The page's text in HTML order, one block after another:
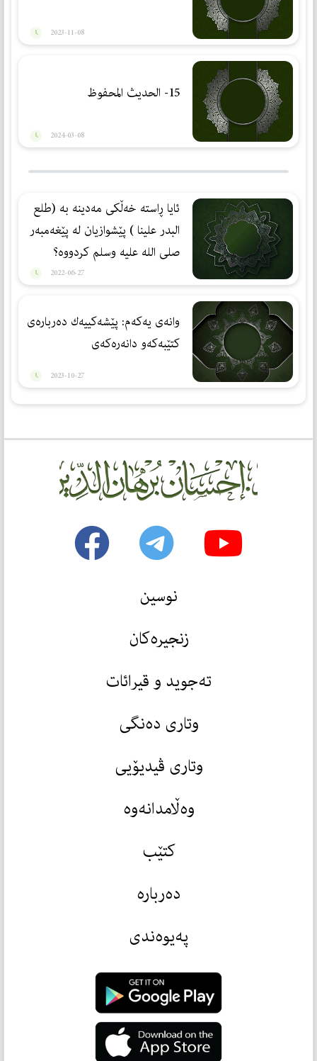
2023-11-08
15- الحديث المحفوظ
2024-03-08
ئایا ڕاسته‌ خه‌ڵكی مه‌دینه‌ به‌ (طلع
البدر علینا ) پێشوازیان له‌ پێغه‌مبه‌ر
صلی الله علیه وسلم كردووه‌؟
2022-06-27
وانه‌ی یه‌كه‌م: پێشه‌كییه‌ك ده‌رباره‌ی
كتێبه‌كه‌و دانه‌ره‌كه‌ی
2023-10-27
نوسین
زنجیرەکان
تەجوید و قیرائات
وتاری دەنگی
وتاری ڤیدیۆیی
وەڵامدانەوە
کتێب
دەربارە
پەیوەندی